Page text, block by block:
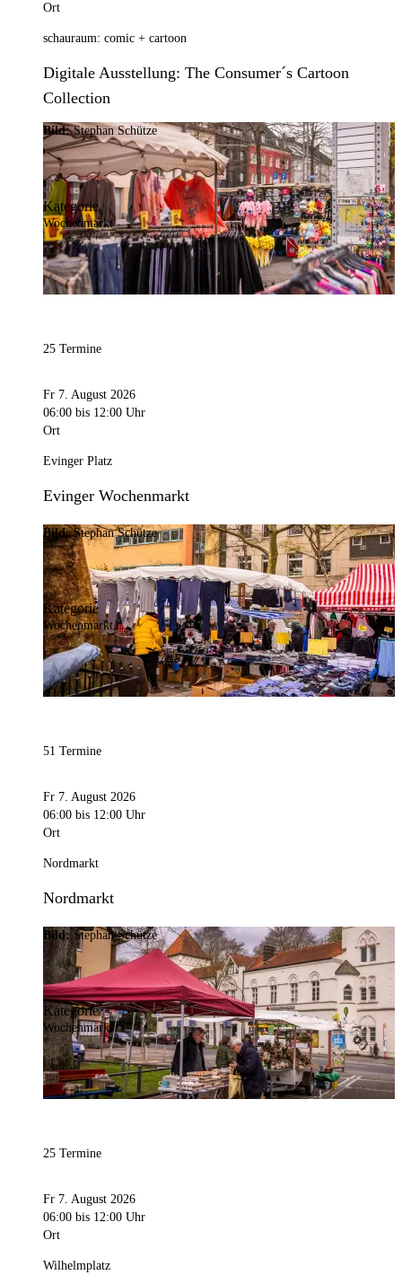
Ort
schauraum: comic + cartoon
Digitale Ausstellung: The Consumer´s Cartoon
Collection
Bild:Stephan Schütze
Kategorie
Wochenmarkt
25 Termine
Fr 7. August 2026
06:00 bis 12:00 Uhr
Ort
Evinger Platz
Evinger Wochenmarkt
Bild:Stephan Schütze
Kategorie
Wochenmarkt
51 Termine
Fr 7. August 2026
06:00 bis 12:00 Uhr
Ort
Nordmarkt
Nordmarkt
Bild:Stephan Schütze
Kategorie
Wochenmarkt
25 Termine
Fr 7. August 2026
06:00 bis 12:00 Uhr
Ort
Wilhelmplatz